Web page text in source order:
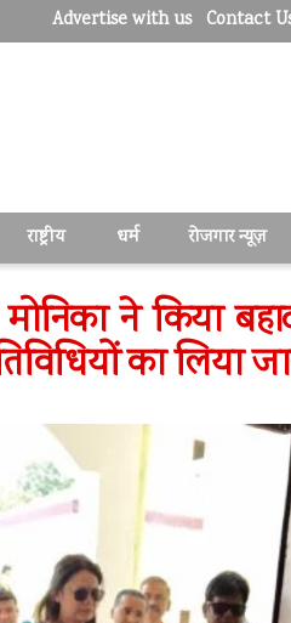
Advertise with us Contact
राष्ट्रीय धर्म रोजगार न्यूज़
ने किया
का लिया